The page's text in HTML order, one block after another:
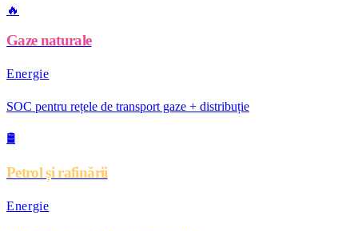
🔥
Gaze naturale
Energie
SOC pentru rețele de transport gaze + distribuție
🛢️
Petrol și rafinării
Energie